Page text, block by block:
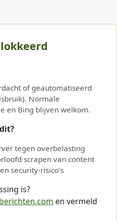
of geautomatiseerd
Normale
en Bing blijven welkom.
tegen overbelasting
scrapen van content
security-risico’s
is?
en vermeld